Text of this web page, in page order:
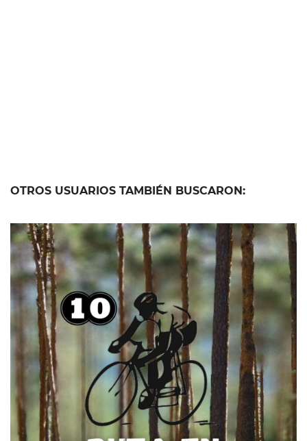
OTROS USUARIOS TAMBIÉN BUSCARON:
25 de abril de 2022
RUTA 10 – VUELTA A CAMEROS